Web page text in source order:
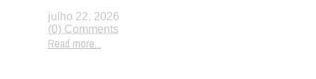
julho 22, 2026
(0) Comments
Read more...